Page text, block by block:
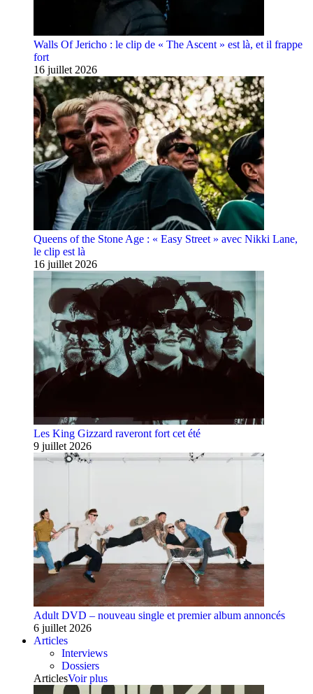
Walls Of Jericho : le clip de « The Ascent » est là, et il frappe
fort
16 juillet 2026
Queens of the Stone Age : « Easy Street » avec Nikki Lane,
le clip est là
16 juillet 2026
Les King Gizzard raveront fort cet été
9 juillet 2026
Adult DVD – nouveau single et premier album annoncés
6 juillet 2026
Articles
Interviews
Dossiers
ArticlesVoir plus